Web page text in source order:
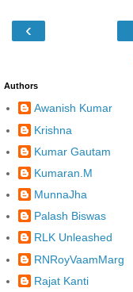
‹
Authors
Awanish Kumar
Krishna
Kumar Gautam
Kumaran.M
MunnaJha
Palash Biswas
RLK Unleashed
RNRoyVaamMarg
Rajat Kanti